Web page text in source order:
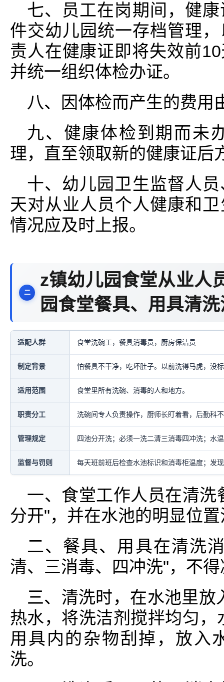
七、员工在岗期间，健
件交幼儿园统一存档管理
责人在健康证即将失效前
并统一组织体检办证。
八、因体检而产生的费用
九、健康体检到期而未
理，直至领取新的健康证后
十、幼儿园卫生监督人
天对从业人员个人健康和
情况应及时上报。
z镇幼儿园食堂从业人
园食堂餐具、用具清
适配人群 食堂洗碗工，餐具消毒员，厨房保洁员
制定背景 怕餐具不干净，吃坏肚子。以前洗得马虎，没
适用范围 食堂里所有洗碗、消毒的人和地方。
职责分工 洗碗间专人负责操作，厨师长盯着看，后勤科
管理规定 四池分开洗；必须一洗二清三消毒四冲洗；水
监督与罚则 每天班前班后检查水池标识和消毒柜温度；发
一、食堂工作人员在清
分开"，并在水池的明显位
二、餐具、用具在清洗
清、三消毒、四冲洗"，不
三、清洗时，在水池里
热水，将洗洁剂搅拌均匀
用具内的杂物刮掉，放入
洗。